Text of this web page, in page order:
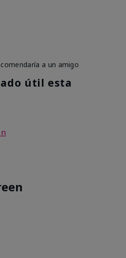
a un amigo
útil esta